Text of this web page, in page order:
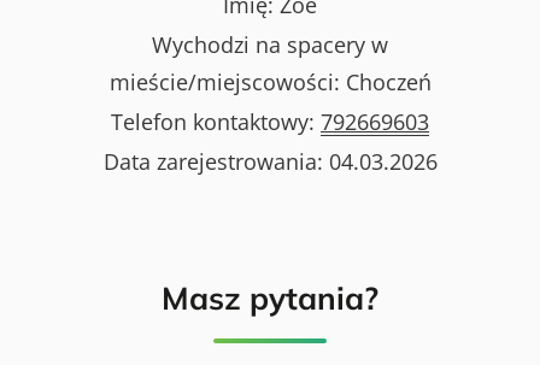
Wychodzi na spacery w
mieście/miejscowości: Choczeń
Telefon kontaktowy: 792669603
Data zarejestrowania: 04.03.2026
Masz pytania?